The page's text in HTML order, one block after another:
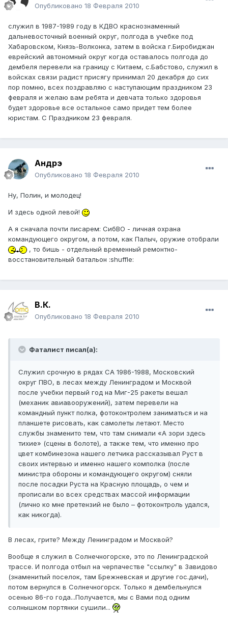
Опубликовано 18 Февраля 2010
служил в 1987-1989 году в КДВО краснознаменный
дальневосточный военный округ, полгода в учебке под
Хабаровском, Князь-Волконка, затем в войска г.Биробиджан
еврейский автономный округ когда оставалось полгода до
дембеля перевели на границу с Китаем, с.Бабстово, служил в
войсках связи радист присягу принимал 20 декабря до сих
пор помню, всех поздравляю с наступающим праздником 23
февраля и желаю вам ребята и девчата только здоровья
будет здоровье все остальное само придет тем более
юристам. С Праздником 23 февраля.
Андрэ
Опубликовано 18 Февраля 2010
Ну, Полин, и молодец!
И здесь одной левой!
А я сначала почти писарем: СибВО - личная охрана
командующего округом, а потом, как Палыч, оружие отобрали
, то бишь - отдельный временный ремонтно-
восстановительный батальон :shuffle:
В.К.
Опубликовано 18 Февраля 2010
Фаталист писал(а):
Служил срочную в рядах СА 1986-1988, Московский
округ ПВО, в лесах между Ленинградом и Москвой
после учебки первый год на Миг-25 ракеты вешал
(механик авиавооружений), затем перевели на
командный пункт полка, фотоконтролем заниматься и на
планшете рисовать, как самолеты летают. Место
службы знаменито тем, что там снимали «А зори здесь
тихие» (сцены в болоте), а также тем, что именно про
цвет комбинезона нашего летчика рассказывал Руст в
своих интервью и именно нашего комполка (после
министра обороны и командующего округом) сняли
после посадки Руста на Красную площадь, о чем и
прописали во всех средствах массой информации
(лично ко мне претензий не было – фотоконтроль удался,
как никогда).
В лесах, грите? Между Ленинградом и Москвой?
Вообще я служил в Солнечногорске, это по Ленинградской
трассе. И полгода отбыл на черпачестве "ссылку" в Завидово
(знаменитый поселок, там Брежневская и другие гос.дачи),
потом вернулся в Солнечногорск. Только я дембельнулся
осенью 86-го года...Получается, мы с Вами под одним
солнышком портянки сушили...